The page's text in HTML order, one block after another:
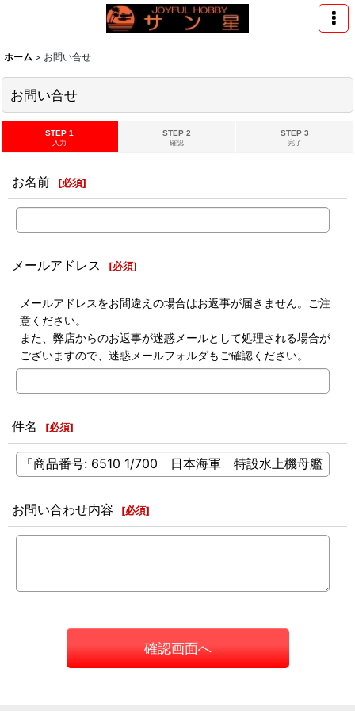
ホーム > お問い合せ
お問い合せ
STEP 1
入力
STEP 2
確認
STEP 3
完了
お名前 [必須]
メールアドレス [必須]
メールアドレスをお間違えの場合はお返事が届きません。ご注
意ください。
また、弊店からのお返事が迷惑メールとして処理される場合が
ございますので、迷惑メールフォルダもご確認ください。
件名 [必須]
お問い合わせ内容 [必須]
確認画面へ